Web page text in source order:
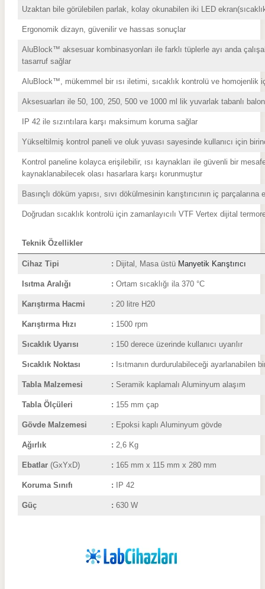
Uzaktan bile görülebilen parlak, kolay okunabilen iki LED
Ergonomik dizayn, güvenilir ve hassas sonuçlar
AluBlock™ aksesuar kombinasyonları ile farklı tüplerle ayı anda
tasarruf sağlar
AluBlock™, mükemmel bir ısı iletimi, sıcaklık kontrolü ve homojenlik
Aksesuarları ile 50, 100, 250, 500 ve 1000 ml lik yuvarlak tabanlı
IP 42 ile sızıntılara karşı maksimum koruma sağlar
Yükseltilmiş kontrol paneli ve oluk yuvası sayesinde kullanıcı için
Kontrol paneline kolayca erişilebilir, ısı kaynakları ile güvenli bir
kaynaklanabilecek olası hasarlara karşı korunmuştur
Basınçlı döküm yapısı, sıvı dökülmesinin karıştırıcının iç
Doğrudan sıcaklık kontrolü için zamanlayıcılı VTF Vertex dijital
Teknik Özellikler
Cihaz Tipi : Dijital, Masa üstü Manyetik Karıştırıcı
Isıtma Aralığı : Ortam sıcaklığı ila 370 °C
Karıştırma Hacmi : 20 litre H20
Karıştırma Hızı : 1500 rpm
Sıcaklık Uyarısı : 150 derece üzerinde kullanıcı uyarılır
Sıcaklık Noktası : Isıtmanın durdurulabileceği ayarlanabilen
Tabla Malzemesi : Seramik kaplamalı Aluminyum alaşım
Tabla Ölçüleri : 155 mm çap
Gövde Malzemesi : Epoksi kaplı Aluminyum gövde
Ağırlık : 2,6 Kg
Ebatlar (GxYxD) : 165 mm x 115 mm x 280 mm
Koruma Sınıfı : IP 42
Güç : 630 W